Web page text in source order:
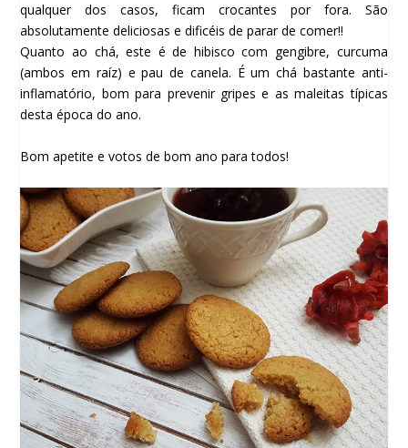
qualquer dos casos, ficam crocantes por fora. São
absolutamente deliciosas e dificéis de parar de comer!!
Quanto ao chá, este é de hibisco com gengibre, curcuma
(ambos em raíz) e pau de canela. É um chá bastante anti-
inflamatório, bom para prevenir gripes e as maleitas típicas
desta época do ano.
Bom apetite e votos de bom ano para todos!